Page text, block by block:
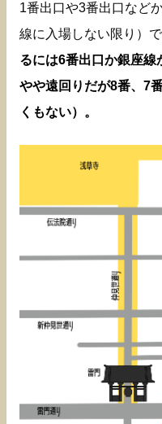
1番出口や3番出口など
線に入場しない限り）
るには6番出口か銀座
やや遠回りだが8番、7
くもない）。